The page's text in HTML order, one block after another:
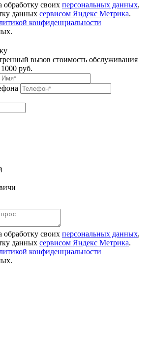
обработку своих персональных данных,
данных сервисом Яндекс Метрика.
конфиденциальности
вызов стоимость обслуживания
руб.
обработку своих персональных данных,
данных сервисом Яндекс Метрика.
конфиденциальности